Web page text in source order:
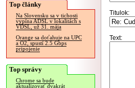
Top články
Na Slovensku sa v tichosti
vypína ADSL v lokalitách s
VDSL, už 31. mája
Orange sa doťahuje na UPC
a O2, spustí 2.5 Gbps
pripojenie
Top správy
Chrome sa bude
aktualizovať dvakrát
Titulok:
Text: